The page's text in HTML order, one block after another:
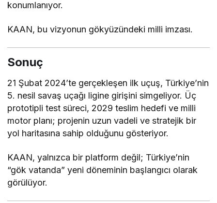
konumlanıyor.
KAAN, bu vizyonun gökyüzündeki milli imzası.
Sonuç
21 Şubat 2024’te gerçekleşen ilk uçuş, Türkiye’nin
5. nesil savaş uçağı ligine girişini simgeliyor. Üç
prototipli test süreci, 2029 teslim hedefi ve milli
motor planı; projenin uzun vadeli ve stratejik bir
yol haritasına sahip olduğunu gösteriyor.
KAAN, yalnızca bir platform değil; Türkiye’nin
“gök vatanda” yeni döneminin başlangıcı olarak
görülüyor.